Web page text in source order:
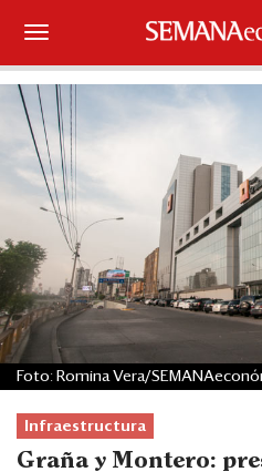
Suscríbase
Iniciar sesión
Portada
¿Qué está pasando?
Sectores y Empresas
Management
Economía y Finanzas
Infraestructura
Graña y Montero:
Foto: Romina Vera/